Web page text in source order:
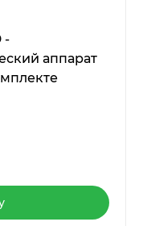
-
аппарат